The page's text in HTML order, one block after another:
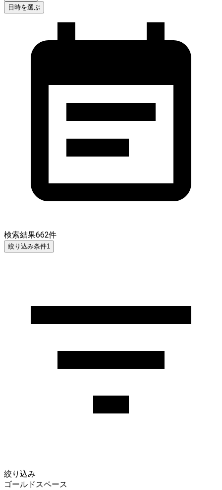
日時を選ぶ
検索結果662件
絞り込み条件1
絞り込み
ゴールドスペース